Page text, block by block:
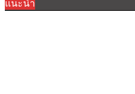
for: